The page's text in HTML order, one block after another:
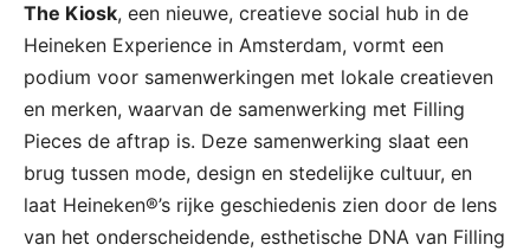
The Kiosk, een nieuwe, creatieve social hub in de
Heineken Experience in Amsterdam, vormt een
podium voor samenwerkingen met lokale creatieven
en merken, waarvan de samenwerking met Filling
Pieces de aftrap is. Deze samenwerking slaat een
brug tussen mode, design en stedelijke cultuur, en
laat Heineken®’s rijke geschiedenis zien door de lens
van het onderscheidende, esthetische DNA van Filling